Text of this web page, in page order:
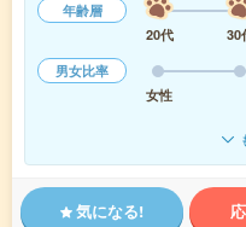
年齢層
20代
30
男女比率
女性
気になる!